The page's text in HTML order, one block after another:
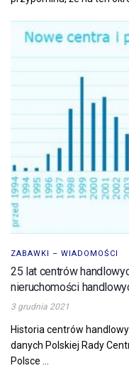
ZABAWKI – WIADOMOŚCI
25 lat centrów
nieruchomości
3 grudnia 2021
Historia centrów
danych Polskiej Rady
Polsce ...